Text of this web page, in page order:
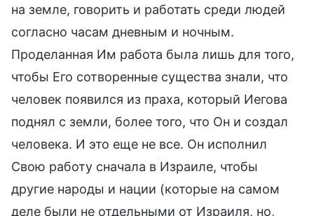
на земле, говорить и работать среди людей
согласно часам дневным и ночным.
Проделанная Им работа была лишь для того,
чтобы Его сотворенные существа знали, что
человек появился из праха, который Иегова
поднял с земли, более того, что Он и создал
человека. И это еще не все. Он исполнил
Свою работу сначала в Израиле, чтобы
другие народы и нации (которые на самом
деле были не отдельными от Израиля, но,